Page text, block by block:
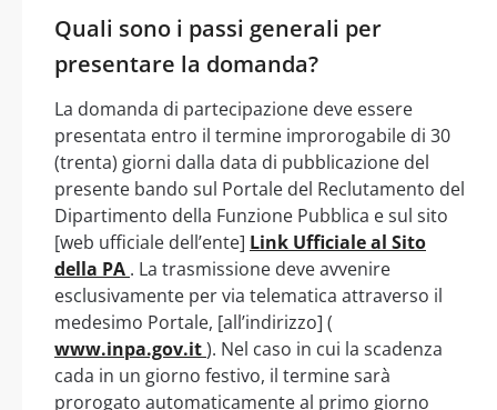
Quali sono i passi generali per
presentare la domanda?
La domanda di partecipazione deve essere
presentata entro il termine improrogabile di 30
(trenta) giorni dalla data di pubblicazione del
presente bando sul Portale del Reclutamento del
Dipartimento della Funzione Pubblica e sul sito
[web ufficiale dell’ente] Link Ufficiale al Sito
della PA . La trasmissione deve avvenire
esclusivamente per via telematica attraverso il
medesimo Portale, [all’indirizzo] (
www.inpa.gov.it). Nel caso in cui la scadenza
cada in un giorno festivo, il termine sarà
prorogato automaticamente al primo giorno